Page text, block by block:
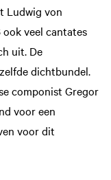
Ludwig von
ook veel cantates
uit. De
dichtbundel.
componist Gregor
voor een
voor dit